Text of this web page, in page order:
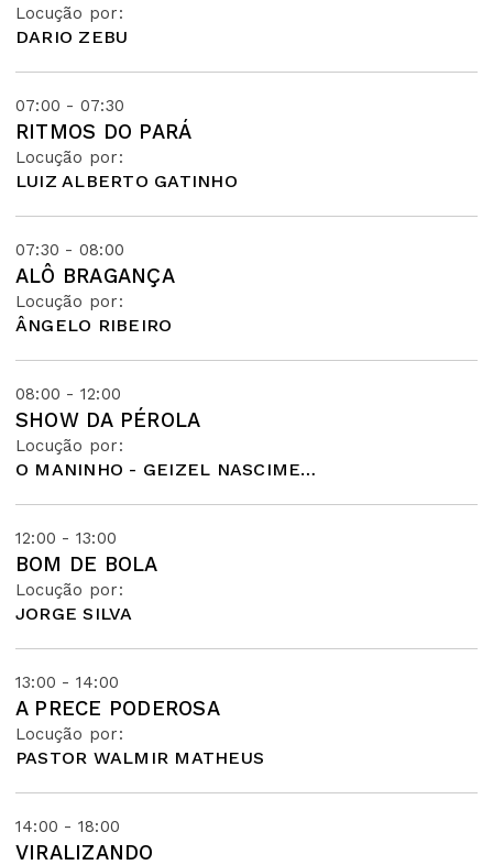
Locução por:
DARIO ZEBU
07:00 - 07:30
RITMOS DO PARÁ
Locução por:
LUIZ ALBERTO GATINHO
07:30 - 08:00
ALÔ BRAGANÇA
Locução por:
ÂNGELO RIBEIRO
08:00 - 12:00
SHOW DA PÉROLA
Locução por:
O MANINHO - GEIZEL NASCIMENTO
12:00 - 13:00
BOM DE BOLA
Locução por:
JORGE SILVA
13:00 - 14:00
A PRECE PODEROSA
Locução por:
PASTOR WALMIR MATHEUS
14:00 - 18:00
VIRALIZANDO